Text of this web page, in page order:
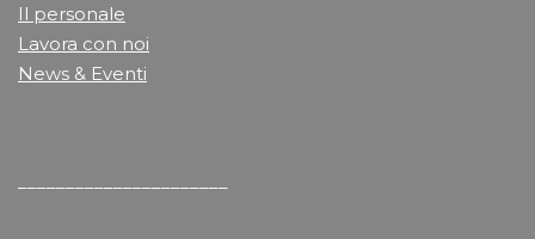
Il personale
Lavora con noi
News & Eventi